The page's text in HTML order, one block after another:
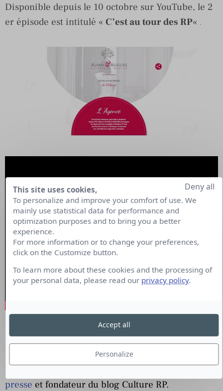
Disponible depuis le 10 octobre sur YouTube, le 2
er épisode est intitulé « C’est au tour des RP«
RDV le 07 novembre pour la Leçon N°3
Nicolas Jaunet
Marketing & Communication del’Argus de la
presse et fondateur du blog Culture RP.
This site uses cookies,
To personalize and improve your comfort of use. We
mainly use statistical data for performance and
optimization purposes and to bring you a better
experience.
For more information or to change your preferences,
click on the Customize button.
To learn more about these cookies and the processing of
your personal data, please read our privacy policy.
Personalize
Deny all
Accept all